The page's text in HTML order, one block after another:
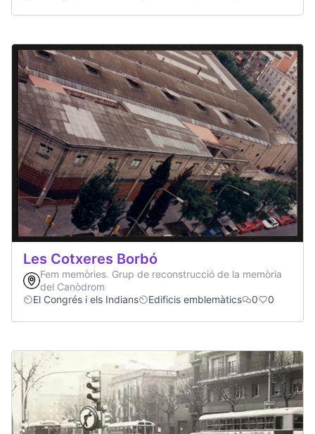
Les Cotxeres Borbó
Fem memòries. Grup de reconstrucció de la memòria
del Canòdrom
El Congrés i els Indians
Edificis emblemàtics 0 0